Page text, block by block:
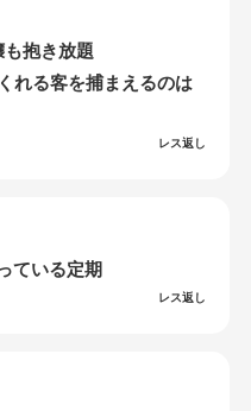
抱き放題
れる客を捕まえるのは
レス返し
ている定期
レス返し